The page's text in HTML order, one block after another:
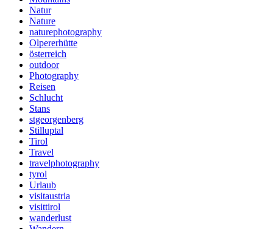
Natur
Nature
naturephotography
Olpererhütte
österreich
outdoor
Photography
Reisen
Schlucht
Stans
stgeorgenberg
Stilluptal
Tirol
Travel
travelphotography
tyrol
Urlaub
visitaustria
visittirol
wanderlust